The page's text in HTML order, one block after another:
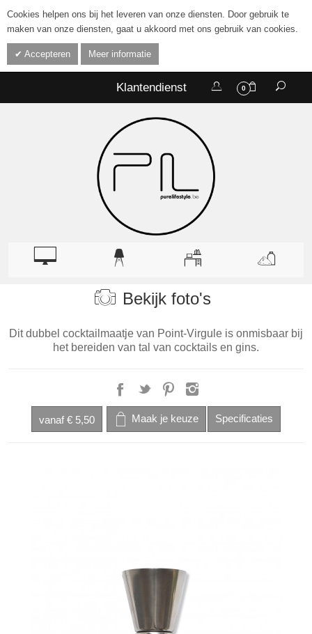
Cookies helpen ons bij het leveren van onze diensten. Door gebruik te
maken van onze diensten, gaat u akkoord met ons gebruik van cookies.
Accepteren Meer informatie
0
Klantendienst
Bekijk foto's
Dit dubbel cocktailmaatje van Point-Virgule is onmisbaar bij
het bereiden van tal van cocktails en gins.
vanaf € 5,50